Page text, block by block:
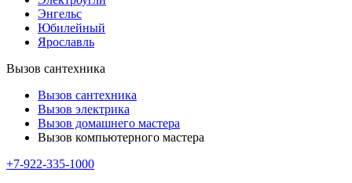
Энгельс
Юбилейный
Ярославль
Вызов сантехника
Вызов сантехника
Вызов электрика
Вызов домашнего мастера
Вызов компьютерного мастера
+7-922-335-1000